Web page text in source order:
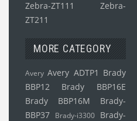
Zebra-ZT111
Zebra-
ZT211
MORE CATEGORY
Avery Avery ADTP1
Brady
BBP12
Brady BBP16E
Brady BBP16M
Brady-
BBP37 Brady-i3300 Brady-